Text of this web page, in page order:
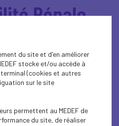
Pénale
: RISQUE PENAL DU
du site et d'en améliorer
stocke et/ou accède à
(cookies et autres
sur le site
permettent au MEDEF de
du site, de réaliser